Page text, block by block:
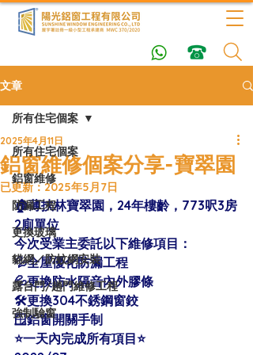
文章
所有住宅個案
鋁窗維修
防漏工程
更換玻璃
貓網／防蚊網安裝
露台門/趟門維修工程
強制驗窗
所有住宅個案
鋁窗維修個案分享-寶翠園
2025年4月11日
已更新：2025年5月7日
🏠薄扶林寶翠園，24年樓齡，773呎3房
2廁單位
今次受業主委託以下維修項目：
💦全屋優化防漏工程
💦更換防水隔音內外膠條
🛠更換304不銹鋼窗鉸
🪟鋁窗開關手制
⭐️一天內完成所有項目⭐️